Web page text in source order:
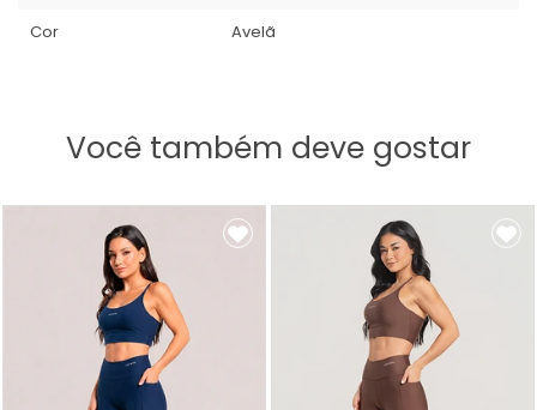
Cor
Avelã
Você também deve gostar